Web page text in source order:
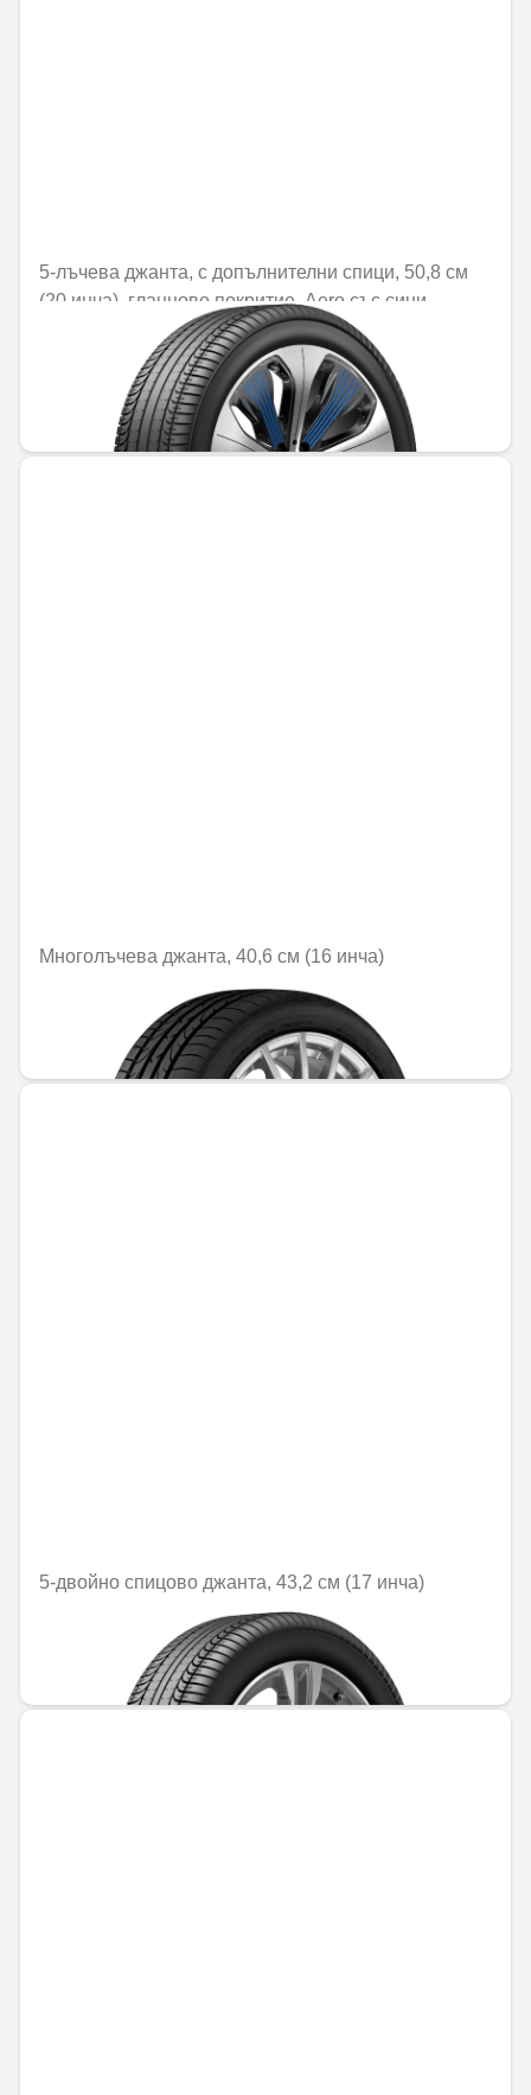
5-лъчева джанта, с допълнителни спици, 50,8 см
(20 инча), гланцово покритие, Aero със сини
Не е налично онлайн
744,20 € / 1455,54 лв.
Многолъчева джанта, 40,6 см (16 инча)
Не е налично онлайн
484,03 € / 946,68 лв.
5-двойно спицово джанта, 43,2 см (17 инча)
Не е налично онлайн
562,69 € / 1100,53 лв.